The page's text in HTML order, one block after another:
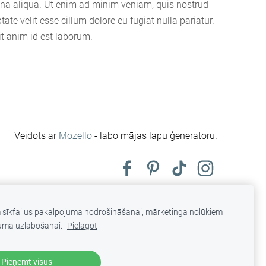
aliqua. Ut enim ad minim veniam, quis nostrud
velit esse cillum dolore eu fugiat nulla pariatur.
anim id est laborum.
Veidots ar Mozello - labo mājas lapu ģeneratoru.
sīkfailus pakalpojuma nodrošināšanai, mārketinga nolūkiem
uzlabošanai. Pielāgot
Pieņemt visus